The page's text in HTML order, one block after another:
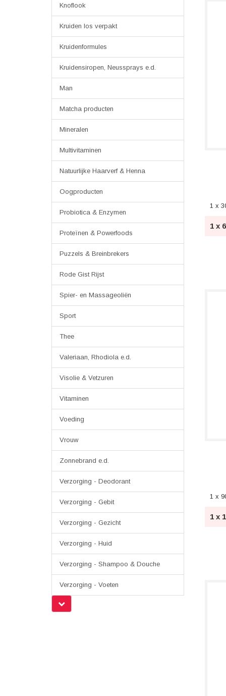
Knoflook
Kruiden los verpakt
Kruidenformules
Kruidensiropen, Neussprays e.d.
Man
Matcha producten
Mineralen
Multivitaminen
Natuurlijke Haarverf & Henna
Oogproducten
Probiotica & Enzymen
Proteïnen & Powerfoods
Puzzels & Breinbrekers
Rode Gist Rijst
Spier- en Massageoliën
Sport
Thee
Valeriaan, Rhodiola e.d.
Visolie & Vetzuren
Vitaminen
Voeding
Vrouw
Zonnebrand e.d.
Verzorging - Deodorant
Verzorging - Gebit
Verzorging - Gezicht
Verzorging - Huid
Verzorging - Shampoo & Douche
Verzorging - Voeten
1 x
1 x
1 x
1 x